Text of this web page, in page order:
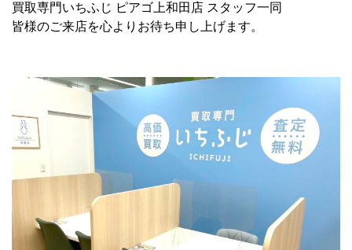
買取専門いちふじ ピアゴ上和田店 スタッフ一同
皆様のご来店を心よりお待ち申し上げます。